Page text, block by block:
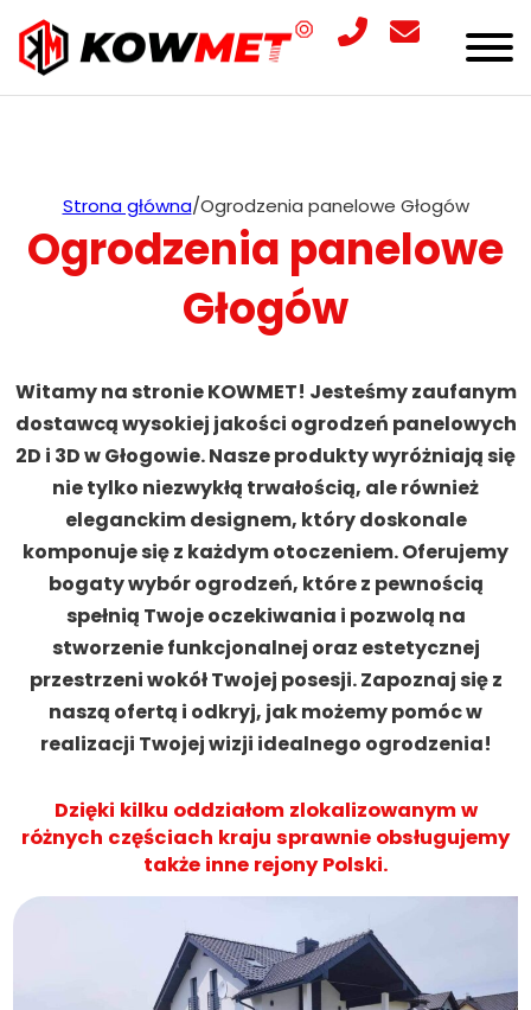
Strona główna/Ogrodzenia panelowe Głogów
Ogrodzenia panelowe
Głogów
Witamy na stronie KOWMET! Jesteśmy zaufanym
dostawcą wysokiej jakości ogrodzeń panelowych
2D i 3D w Głogowie. Nasze produkty wyróżniają się
nie tylko niezwykłą trwałością, ale również
eleganckim designem, który doskonale
komponuje się z każdym otoczeniem. Oferujemy
bogaty wybór ogrodzeń, które z pewnością
spełnią Twoje oczekiwania i pozwolą na
stworzenie funkcjonalnej oraz estetycznej
przestrzeni wokół Twojej posesji. Zapoznaj się z
naszą ofertą i odkryj, jak możemy pomóc w
realizacji Twojej wizji idealnego ogrodzenia!
Dzięki kilku oddziałom zlokalizowanym w
różnych częściach kraju sprawnie obsługujemy
także inne rejony Polski.